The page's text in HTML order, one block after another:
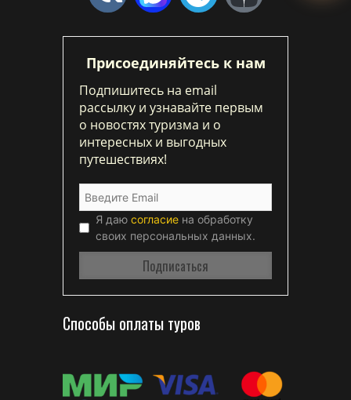
Присоединяйтесь к нам
Подпишитесь на email
рассылку и узнавайте первым
о новостях туризма и о
интересных и выгодных
путешествиях!
Я даю согласие на обработку
своих персональных данных.
Способы оплаты туров